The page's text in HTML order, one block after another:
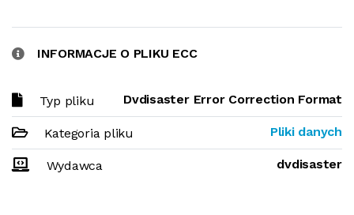
INFORMACJE O PLIKU ECC
Typ pliku Dvdisaster Error Correction Format
Kategoria pliku Pliki danych
Wydawca dvdisaster